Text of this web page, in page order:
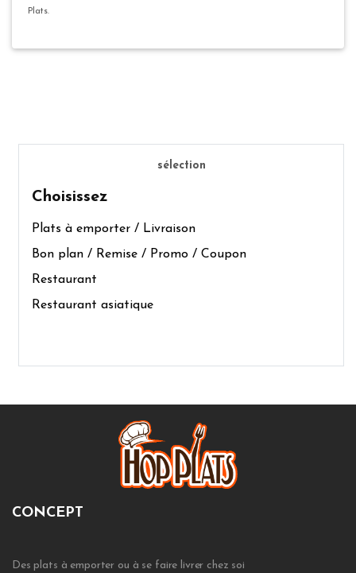
Plats.
sélection
Choisissez
Plats à emporter / Livraison
Bon plan / Remise / Promo / Coupon
Restaurant
Restaurant asiatique
CONCEPT
Des plats à emporter ou à se faire livrer chez soi